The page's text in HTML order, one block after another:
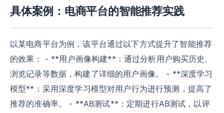
具体案例：电商平台的智能推荐实践
以某电商平台为例，该平台通过以下方式提升了智能推荐
的效果： - **用户画像构建**：通过分析用户购买历史、
浏览记录等数据，构建了详细的用户画像。 - **深度学习
模型**：采用深度学习模型对用户行为进行预测，提高了
推荐的准确率。 - **AB测试**：定期进行AB测试，以评